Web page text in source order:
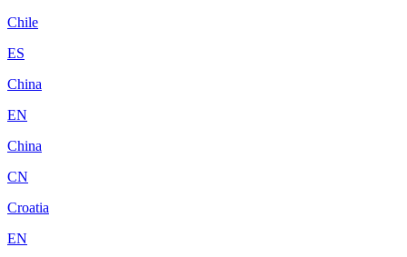
Chile
ES
China
EN
China
CN
Croatia
EN